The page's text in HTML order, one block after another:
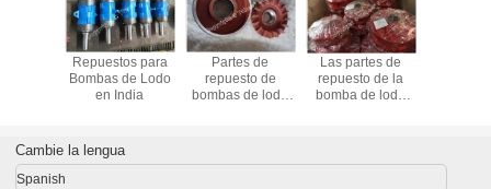
Repuestos para
Bombas de Lodo
en India
Partes de
repuesto de
bombas de lodo
Las partes de
repuesto de la
bomba de lodo
Cambie la lengua
Spanish